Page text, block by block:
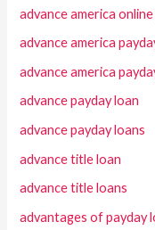
advance america
advance america
advance america
advance payday loan
advance payday loans
advance title loan
advance title loans
advantages of payday